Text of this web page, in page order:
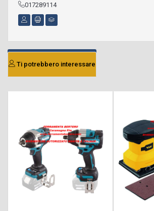
017289114
Ti potrebbero interessare